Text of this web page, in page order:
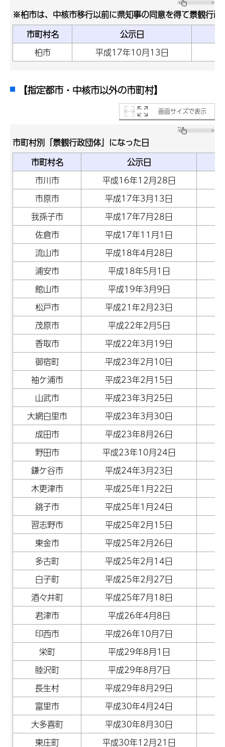
※柏市は、中核市移行以前に県知事の同意を得て景観行政
市町村名
公示日
柏市
平成17年10月13日
【指定都市・中核市以外の市町村】
画面サイズで表示
市町村別「景観行政団体」になった日
市町村名
公示日
市川市
平成16年12月28日
市原市
平成17年3月13日
我孫子市
平成17年7月28日
佐倉市
平成17年11月1日
流山市
平成18年4月28日
浦安市
平成18年5月1日
館山市
平成19年3月9日
松戸市
平成21年2月23日
茂原市
平成22年2月5日
香取市
平成22年3月19日
御宿町
平成23年2月10日
袖ケ浦市
平成23年2月15日
山武市
平成23年3月25日
大網白里市
平成23年3月30日
成田市
平成23年8月26日
野田市
平成23年10月24日
鎌ケ谷市
平成24年3月23日
木更津市
平成25年1月22日
銚子市
平成25年1月24日
習志野市
平成25年2月15日
東金市
平成25年2月26日
多古町
平成25年2月14日
白子町
平成25年2月27日
酒々井町
平成25年7月18日
君津市
平成26年4月8日
印西市
平成26年10月7日
栄町
平成29年8月1日
睦沢町
平成29年8月7日
長生村
平成29年8月29日
富里市
平成30年4月24日
大多喜町
平成30年8月30日
東庄町
平成30年12月21日